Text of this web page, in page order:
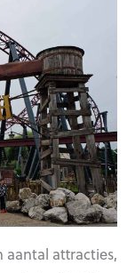
aantal attracties,